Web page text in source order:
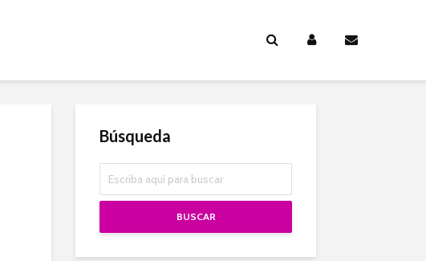
Búsqueda
BUSCAR